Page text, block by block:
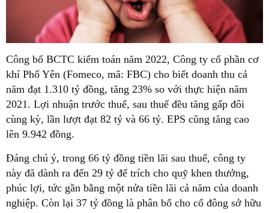
Công bố BCTC kiểm toán năm 2022, Công ty cổ phần cơ
khí Phổ Yên (Fomeco, mã: FBC) cho biết doanh thu cả
năm đạt 1.310 tỷ đồng, tăng 23% so với thực hiện năm
2021. Lợi nhuận trước thuế, sau thuế đều tăng gấp đôi
cùng kỳ, lần lượt đạt 82 tỷ và 66 tỷ. EPS cũng tăng cao
lên 9.942 đồng.
Đáng chú ý, trong 66 tỷ đồng tiền lãi sau thuế, công ty
này đã dành ra đến 29 tỷ để trích cho quỹ khen thưởng,
phúc lợi, tức gần bằng một nửa tiền lãi cả năm của doanh
nghiệp. Còn lại 37 tỷ đồng là phân bổ cho cổ đông sở hữu